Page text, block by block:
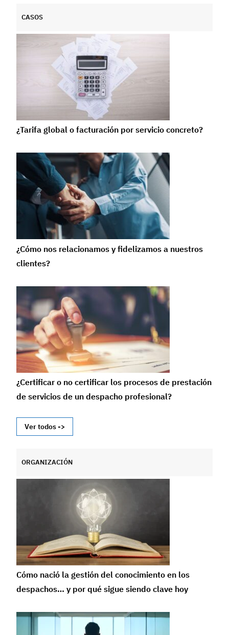
CASOS
¿Tarifa global o facturación por servicio concreto?
¿Cómo nos relacionamos y fidelizamos a nuestros
clientes?
¿Certificar o no certificar los procesos de prestación
de servicios de un despacho profesional?
Ver todos ->
ORGANIZACIÓN
Cómo nació la gestión del conocimiento en los
despachos… y por qué sigue siendo clave hoy